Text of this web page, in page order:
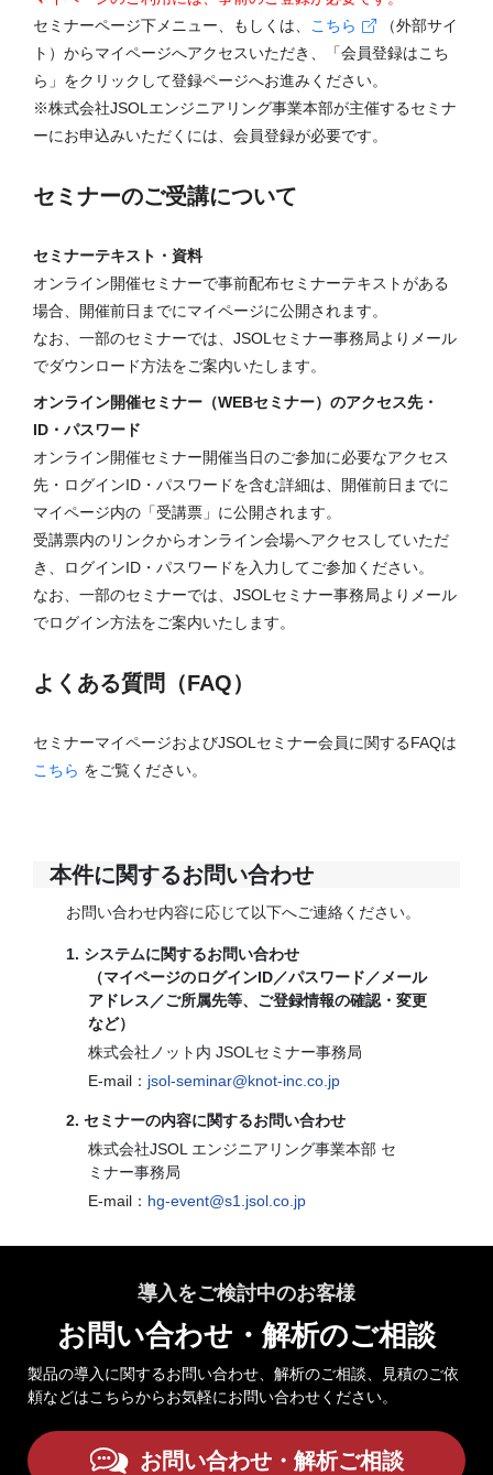
セミナーページ下メニュー、もしくは、
こちら
（外部サイ
ト）からマイページへアクセスいただき、「会員登録はこち
ら」をクリックして登録ページへお進みください。
※株式会社JSOLエンジニアリング事業本部が主催するセミナ
ーにお申込みいただくには、会員登録が必要です。
セミナーのご受講について
セミナーテキスト・資料
オンライン開催セミナーで事前配布セミナーテキストがある
場合、開催前日までにマイページに公開されます。
なお、一部のセミナーでは、JSOLセミナー事務局よりメール
でダウンロード方法をご案内いたします。
オンライン開催セミナー（WEBセミナー）のアクセス先・
ID・パスワード
オンライン開催セミナー開催当日のご参加に必要なアクセス
先・ログインID・パスワードを含む詳細は、開催前日までに
マイページ内の「受講票」に公開されます。
受講票内のリンクからオンライン会場へアクセスしていただ
き、ログインID・パスワードを入力してご参加ください。
なお、一部のセミナーでは、JSOLセミナー事務局よりメール
でログイン方法をご案内いたします。
よくある質問（FAQ）
セミナーマイページおよびJSOLセミナー会員に関するFAQは
こちら をご覧ください。
本件に関するお問い合わせ
お問い合わせ内容に応じて以下へご連絡ください。
1. システムに関するお問い合わせ
（マイページのログインID／パスワード／メール
アドレス／ご所属先等、ご登録情報の確認・変更
など）
株式会社ノット内 JSOLセミナー事務局
E-mail： jsol-seminar@knot-inc.co.jp
2. セミナーの内容に関するお問い合わせ
株式会社JSOL エンジニアリング事業本部 セ
ミナー事務局
E-mail： hg-event@s1.jsol.co.jp
導入をご検討中のお客様
お問い合わせ・解析のご相談
製品の導入に関するお問い合わせ、解析のご相談、見積のご依
頼などはこちらからお気軽にお問い合わせください。
お問い合わせ・解析ご相談